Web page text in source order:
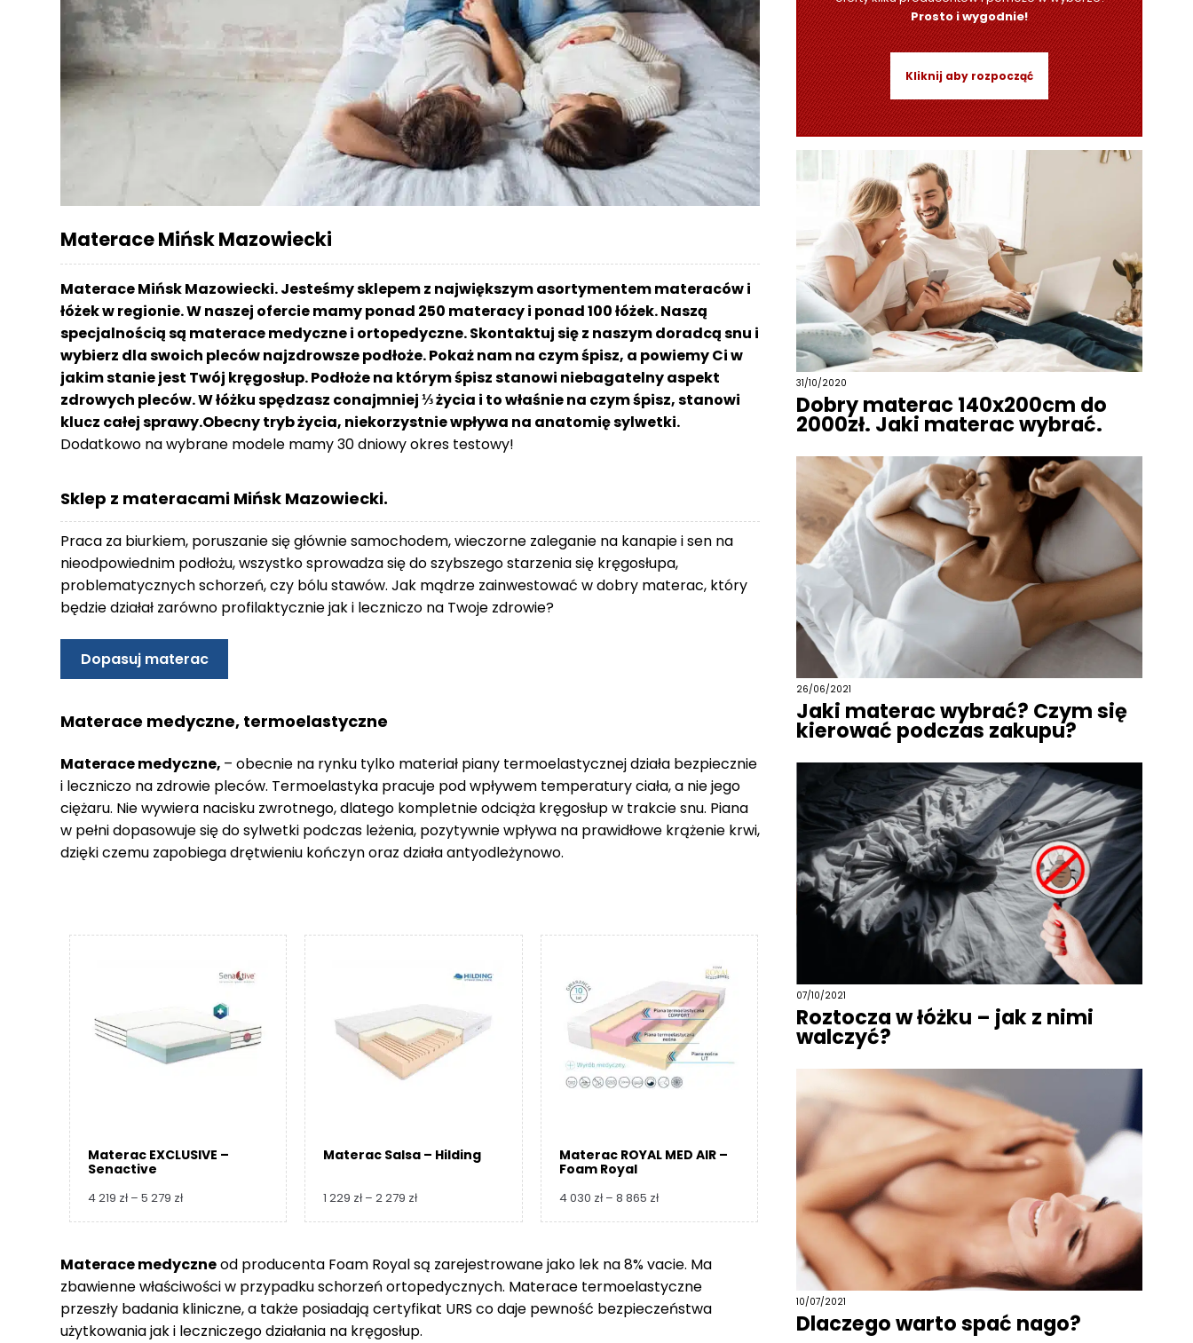
Materace Mińsk Mazowiecki
Materace Mińsk Mazowiecki. Jesteśmy sklepem z największym asortymentem materaców i
łóżek w regionie. W naszej ofercie mamy ponad 250 materacy i ponad 100 łóżek. Naszą
specjalnością są materace medyczne i ortopedyczne. Skontaktuj się z naszym doradcą snu i
wybierz dla swoich pleców najzdrowsze podłoże. Pokaż nam na czym śpisz, a powiemy Ci w
jakim stanie jest Twój kręgosłup. Podłoże na którym śpisz stanowi niebagatelny aspekt
zdrowych pleców. W łóżku spędzasz conajmniej ⅓ życia i to właśnie na czym śpisz, stanowi
klucz całej sprawy.Obecny tryb życia, niekorzystnie wpływa na anatomię sylwetki.
Dodatkowo na wybrane modele mamy 30 dniowy okres testowy!
Sklep z materacami Mińsk Mazowiecki.
Praca za biurkiem, poruszanie się głównie samochodem, wieczorne zaleganie na kanapie i sen na
nieodpowiednim podłożu, wszystko sprowadza się do szybszego starzenia się kręgosłupa,
problematycznych schorzeń, czy bólu stawów. Jak mądrze zainwestować w dobry materac, który
będzie działał zarówno profilaktycznie jak i leczniczo na Twoje zdrowie?
Dopasuj materac
Materace medyczne, termoelastyczne
Materace medyczne, – obecnie na rynku tylko materiał piany termoelastycznej działa bezpiecznie
i leczniczo na zdrowie pleców. Termoelastyka pracuje pod wpływem temperatury ciała, a nie jego
ciężaru. Nie wywiera nacisku zwrotnego, dlatego kompletnie odciąża kręgosłup w trakcie snu. Piana
w pełni dopasowuje się do sylwetki podczas leżenia, pozytywnie wpływa na prawidłowe krążenie krwi,
dzięki czemu zapobiega drętwieniu kończyn oraz działa antyodleżynowo.
Materac EXCLUSIVE –
Senactive
4 219 zł – 5 279 złZakres
219 zł
do
5
279 zł
Materac Salsa – Hilding
1 229 zł – 2 279 złZakres
229 zł
do
2
Materac ROYAL MED AIR –
Foam Royal
4 030 zł – 8 865 złZakres
030 zł
do
8
Materace medyczneod producenta Foam Royal są zarejestrowane jako lek na 8% vacie. Ma
zbawienne właściwości w przypadku schorzeń ortopedycznych. Materace termoelastyczne
przeszły badania kliniczne, a także posiadają certyfikat URS co daje pewność bezpieczeństwa
użytkowania jak i leczniczego działania na kręgosłup.
Prosto i wygodnie!
Kliknij aby rozpocząć
31/10/2020
Dobry materac 140x200cm do
2000zł. Jaki materac wybrać.
26/06/2021
Jaki materac wybrać? Czym się
kierować podczas zakupu?
07/10/2021
Roztocza w łóżku – jak z nimi
walczyć?
10/07/2021
Dlaczego warto spać nago?